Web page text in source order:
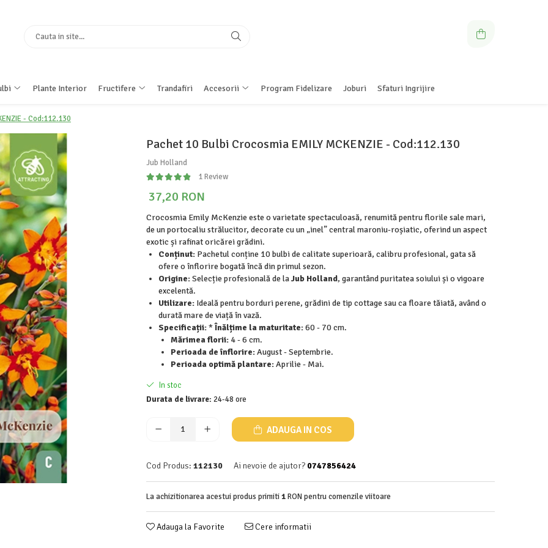
Plante Interior Fructifere Trandafiri Accesorii Program Fidelizare Joburi Sfaturi Ingrijire
- Cod:112.130
Pachet 10 Bulbi Crocosmia EMILY MCKENZIE - Cod:112.130
Jub Holland
1 Review
37,20 RON
Crocosmia Emily McKenzie este o varietate spectaculoasă, renumită pentru florile sale mari,
de un portocaliu strălucitor, decorate cu un „inel” central maroniu-roșiatic, oferind un aspect
exotic și rafinat oricărei grădini.
Conținut: Pachetul conține 10 bulbi de calitate superioară, calibru profesional, gata să
ofere o înflorire bogată încă din primul sezon.
Origine:Selecție profesională de laJub Holland, garantând puritatea soiului și o vigoare
excelentă.
Utilizare: Ideală pentru borduri perene, grădini de tip cottage sau ca floare tăiată, având o
durată mare de viață în vază.
Specificații:*Înălțime la maturitate:60 - 70 cm.
Mărimea florii: 4 - 6 cm.
Perioada de înflorire:August - Septembrie.
Perioada optimă plantare:Aprilie - Mai.
In stoc
Durata de livrare: 24-48 ore
ADAUGA IN COS
Cod Produs: 112130 Ai nevoie de ajutor? 0747856424
La achizitionarea acestui produs primiti1RON pentru comenzile viitoare
Adauga la Favorite Cere informatii